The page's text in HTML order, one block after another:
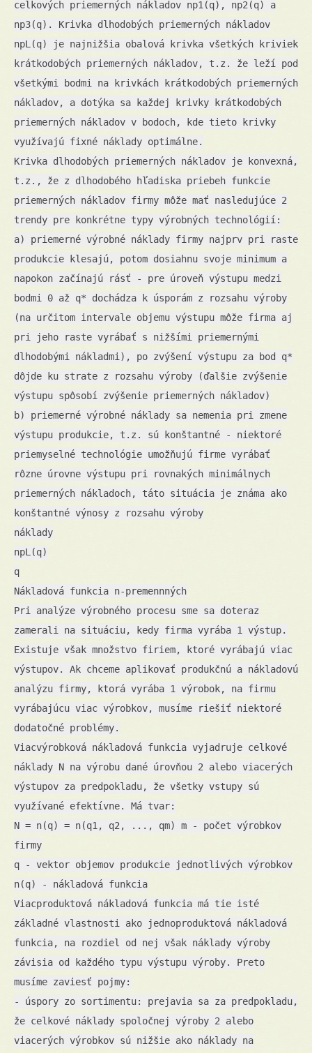
celkových priemerných nákladov np1(q), np2(q) a
np3(q). Krivka dlhodobých priemerných nákladov
npL(q) je najnižšia obalová krivka všetkých kriviek
krátkodobých priemerných nákladov, t.z. že leží pod
všetkými bodmi na krivkách krátkodobých priemerných
nákladov, a dotýka sa každej krivky krátkodobých
priemerných nákladov v bodoch, kde tieto krivky
využívajú fixné náklady optimálne.
Krivka dlhodobých priemerných nákladov je konvexná,
t.z., že z dlhodobého hľadiska priebeh funkcie
priemerných nákladov firmy môže mať nasledujúce 2
trendy pre konkrétne typy výrobných technológií:
a) priemerné výrobné náklady firmy najprv pri raste
produkcie klesajú, potom dosiahnu svoje minimum a
napokon začínajú rásť - pre úroveň výstupu medzi
bodmi 0 až q* dochádza k úsporám z rozsahu výroby
(na určitom intervale objemu výstupu môže firma aj
pri jeho raste vyrábať s nižšími priemernými
dlhodobými nákladmi), po zvýšení výstupu za bod q*
dôjde ku strate z rozsahu výroby (ďalšie zvýšenie
výstupu spôsobí zvýšenie priemerných nákladov)
b) priemerné výrobné náklady sa nemenia pri zmene
výstupu produkcie, t.z. sú konštantné - niektoré
priemyselné technológie umožňujú firme vyrábať
rôzne úrovne výstupu pri rovnakých minimálnych
priemerných nákladoch, táto situácia je známa ako
konštantné výnosy z rozsahu výroby
náklady
npL(q)
q
Nákladová funkcia n-premennných
Pri analýze výrobného procesu sme sa doteraz
zamerali na situáciu, kedy firma vyrába 1 výstup.
Existuje však množstvo firiem, ktoré vyrábajú viac
výstupov. Ak chceme aplikovať produkčnú a nákladovú
analýzu firmy, ktorá vyrába 1 výrobok, na firmu
vyrábajúcu viac výrobkov, musíme riešiť niektoré
dodatočné problémy.
Viacvýrobková nákladová funkcia vyjadruje celkové
náklady N na výrobu dané úrovňou 2 alebo viacerých
výstupov za predpokladu, že všetky vstupy sú
využívané efektívne. Má tvar:
N = n(q) = n(q1, q2, ..., qm) m - počet výrobkov
firmy
q - vektor objemov produkcie jednotlivých výrobkov
n(q) - nákladová funkcia
Viacproduktová nákladová funkcia má tie isté
základné vlastnosti ako jednoproduktová nákladová
funkcia, na rozdiel od nej však náklady výroby
závisia od každého typu výstupu výroby. Preto
musíme zaviesť pojmy:
- úspory zo sortimentu: prejavia sa za predpokladu,
že celkové náklady spoločnej výroby 2 alebo
viacerých výrobkov sú nižšie ako náklady na